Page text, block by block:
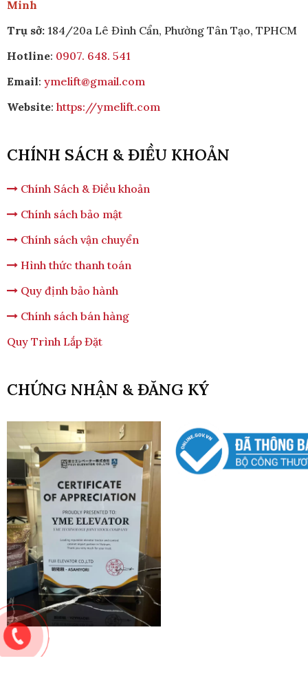
Minh
Trụ sở: 184/20a Lê Đình Cẩn, Phường Tân Tạo, TPHCM
Hotline: 0907. 648. 541
Email: ymelift@gmail.com
Website: https://ymelift.com
CHÍNH SÁCH & ĐIỀU KHOẢN
Chính Sách & Điều khoản
Chính sách bảo mật
Chính sách vận chuyển
Hình thức thanh toán
Quy định bảo hành
Chính sách bán hàng
Quy Trình Lắp Đặt
CHỨNG NHẬN & ĐĂNG KÝ